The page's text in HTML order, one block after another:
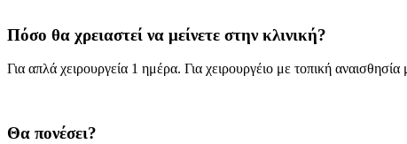
Πόσο θα χρειαστεί να μείνετε στην κλινική?
Για απλά χειρουργεία 1 ημέρα. Για χειρουργέιο με τοπική
Θα πονέσει?